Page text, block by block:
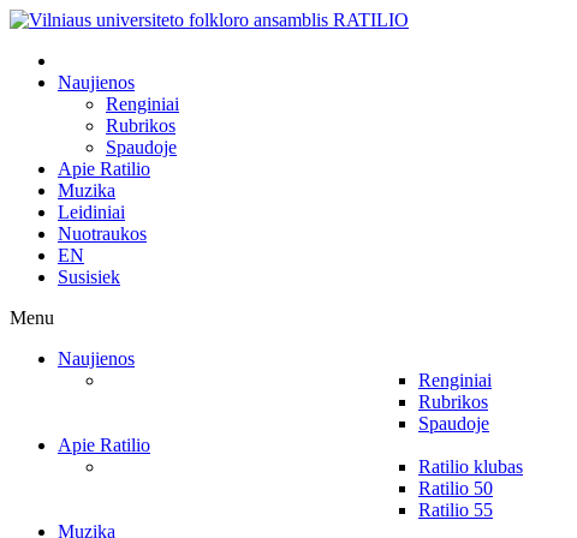
Naujienos
Renginiai
Rubrikos
Spaudoje
Apie Ratilio
Muzika
Leidiniai
Nuotraukos
EN
Susisiek
Menu
Naujienos
Renginiai
Rubrikos
Spaudoje
Apie Ratilio
Ratilio klubas
Ratilio 50
Ratilio 55
Muzika